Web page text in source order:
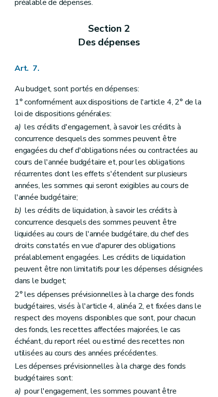
préalable de dépenses.
Section 2
Des dépenses
Art. 7.
Au budget, sont portés en dépenses:
1° conformément aux dispositions de l'article 4, 2° de la
loi de dispositions générales:
a) les crédits d'engagement, à savoir les crédits à
concurrence desquels des sommes peuvent être
engagées du chef d'obligations nées ou contractées au
cours de l'année budgétaire et, pour les obligations
récurrentes dont les effets s'étendent sur plusieurs
années, les sommes qui seront exigibles au cours de
l'année budgétaire;
b) les crédits de liquidation, à savoir les crédits à
concurrence desquels des sommes peuvent être
liquidées au cours de l'année budgétaire, du chef des
droits constatés en vue d'apurer des obligations
préalablement engagées. Les crédits de liquidation
peuvent être non limitatifs pour les dépenses désignées
dans le budget;
2° les dépenses prévisionnelles à la charge des fonds
budgétaires, visés à l'article 4, alinéa 2, et fixées dans le
respect des moyens disponibles que sont, pour chacun
des fonds, les recettes affectées majorées, le cas
échéant, du report réel ou estimé des recettes non
utilisées au cours des années précédentes.
Les dépenses prévisionnelles à la charge des fonds
budgétaires sont:
a) pour l'engagement, les sommes pouvant être